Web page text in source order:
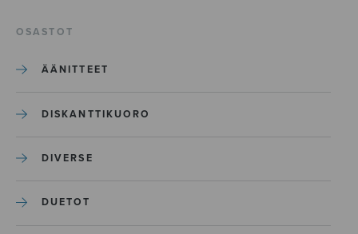
OSASTOT
ÄÄNITTEET
DISKANTTIKUORO
DIVERSE
DUETOT